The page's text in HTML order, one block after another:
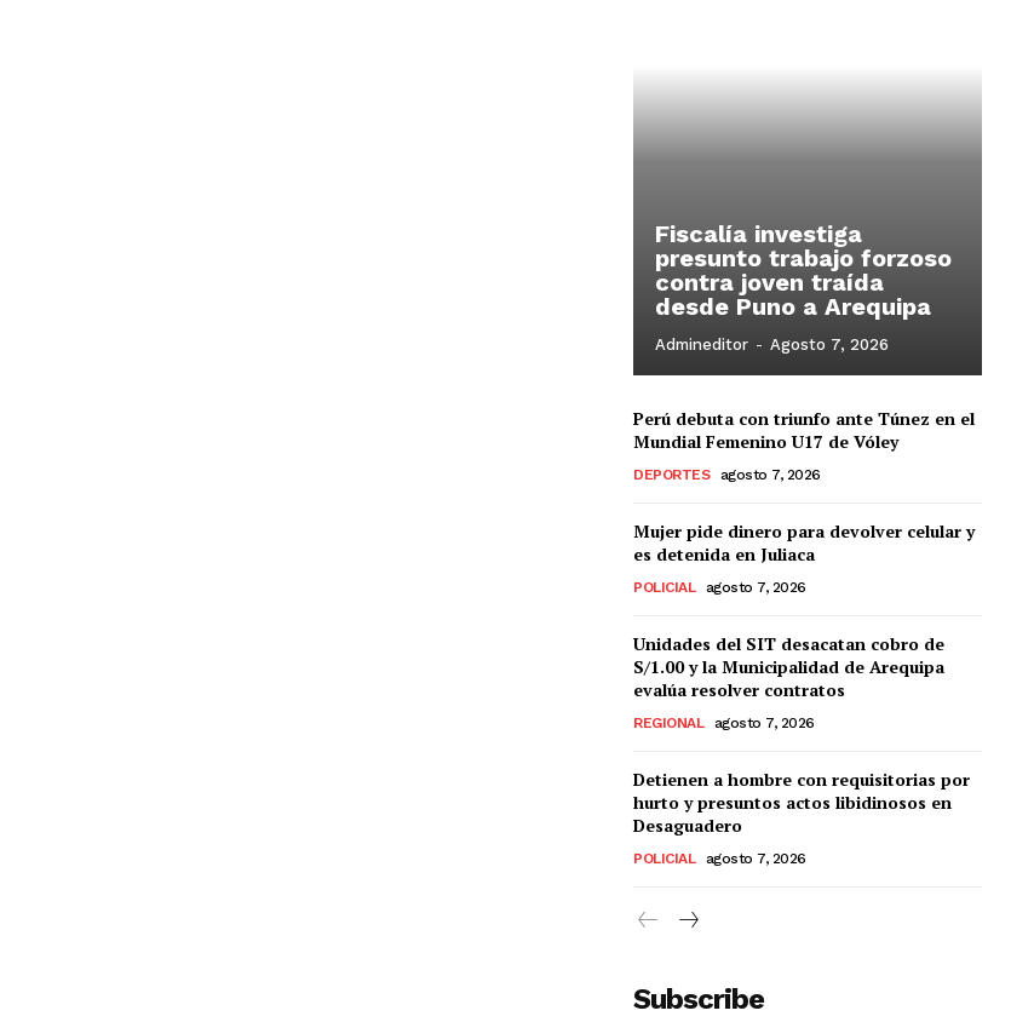
Fiscalía investiga
presunto trabajo forzoso
contra joven traída
desde Puno a Arequipa
Admineditor - Agosto 7, 2026
Perú debuta con triunfo ante Túnez en el
Mundial Femenino U17 de Vóley
DEPORTES agosto 7, 2026
Mujer pide dinero para devolver celular y
es detenida en Juliaca
POLICIAL agosto 7, 2026
Unidades del SIT desacatan cobro de
S/1.00 y la Municipalidad de Arequipa
evalúa resolver contratos
REGIONAL agosto 7, 2026
Detienen a hombre con requisitorias por
hurto y presuntos actos libidinosos en
Desaguadero
POLICIAL agosto 7, 2026
Subscribe